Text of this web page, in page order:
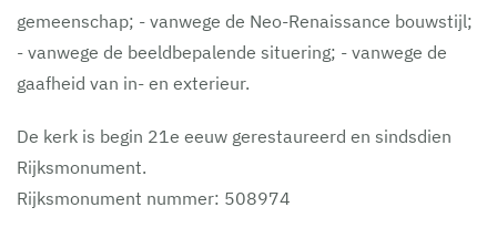
gemeenschap; - vanwege de Neo-Renaissance bouwstijl;
- vanwege de beeldbepalende situering; - vanwege de
gaafheid van in- en exterieur.
De kerk is begin 21e eeuw gerestaureerd en sindsdien
Rijksmonument.
Rijksmonument nummer: 508974